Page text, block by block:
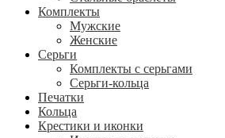
Комплекты
Мужские
Женские
Серьги
Комплекты с серьгами
Серьги-кольца
Печатки
Кольца
Крестики и иконки